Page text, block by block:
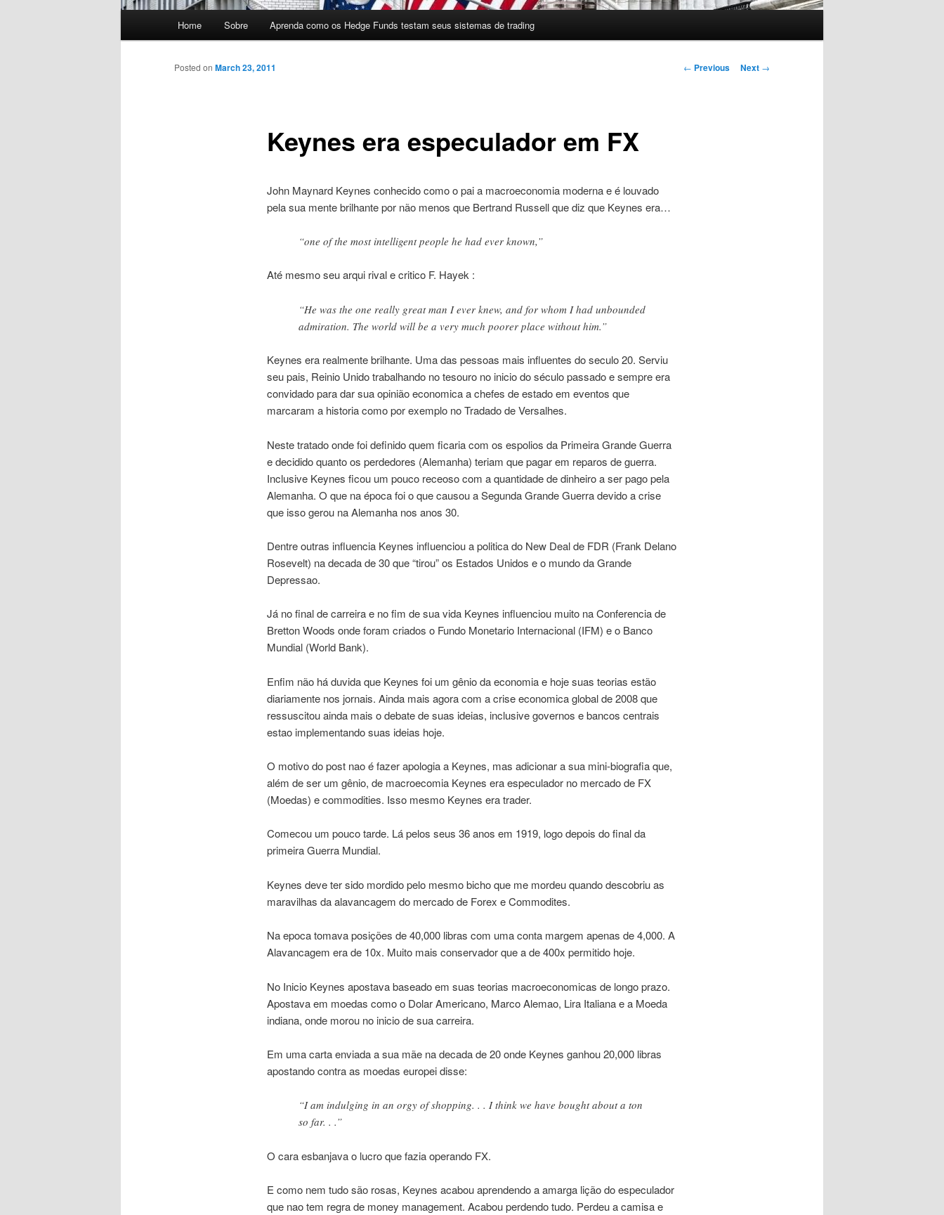
Home Sobre Aprenda como os Hedge Funds testam seus sistemas de trading
Post
← Previous Next →
Keynes era especulador em FX
Posted on March 23, 2011
John Maynard Keynes conhecido como o pai a macroeconomia moderna e é louvado
pela sua mente brilhante por não menos que Bertrand Russell que diz que Keynes era…
“one of the most intelligent people he had ever known,”
Até mesmo seu arqui rival e critico F. Hayek :
“He was the one really great man I ever knew, and for whom I had unbounded
admiration. The world will be a very much poorer place without him.”
Keynes era realmente brilhante. Uma das pessoas mais influentes do seculo 20. Serviu
seu pais, Reinio Unido trabalhando no tesouro no inicio do século passado e sempre era
convidado para dar sua opinião economica a chefes de estado em eventos que
marcaram a historia como por exemplo no Tradado de Versalhes.
Neste tratado onde foi definido quem ficaria com os espolios da Primeira Grande Guerra
e decidido quanto os perdedores (Alemanha) teriam que pagar em reparos de guerra.
Inclusive Keynes ficou um pouco receoso com a quantidade de dinheiro a ser pago pela
Alemanha. O que na época foi o que causou a Segunda Grande Guerra devido a crise
que isso gerou na Alemanha nos anos 30.
Dentre outras influencia Keynes influenciou a politica do New Deal de FDR (Frank Delano
Rosevelt) na decada de 30 que “tirou” os Estados Unidos e o mundo da Grande
Depressao.
Já no final de carreira e no fim de sua vida Keynes influenciou muito na Conferencia de
Bretton Woods onde foram criados o Fundo Monetario Internacional (IFM) e o Banco
Mundial (World Bank).
Enfim não há duvida que Keynes foi um gênio da economia e hoje suas teorias estão
diariamente nos jornais. Ainda mais agora com a crise economica global de 2008 que
ressuscitou ainda mais o debate de suas ideias, inclusive governos e bancos centrais
estao implementando suas ideias hoje.
O motivo do post nao é fazer apologia a Keynes, mas adicionar a sua mini-biografia que,
além de ser um gênio, de macroecomia Keynes era especulador no mercado de FX
(Moedas) e commodities. Isso mesmo Keynes era trader.
Comecou um pouco tarde. Lá pelos seus 36 anos em 1919, logo depois do final da
primeira Guerra Mundial.
Keynes deve ter sido mordido pelo mesmo bicho que me mordeu quando descobriu as
maravilhas da alavancagem do mercado de Forex e Commodites.
Na epoca tomava posições de 40,000 libras com uma conta margem apenas de 4,000. A
Alavancagem era de 10x. Muito mais conservador que a de 400x permitido hoje.
No Inicio Keynes apostava baseado em suas teorias macroeconomicas de longo prazo.
Apostava em moedas como o Dolar Americano, Marco Alemao, Lira Italiana e a Moeda
indiana, onde morou no inicio de sua carreira.
Em uma carta enviada a sua mãe na decada de 20 onde Keynes ganhou 20,000 libras
apostando contra as moedas europei disse:
“I am indulging in an orgy of shopping. . . I think we have bought about a ton
so far. . .”
O cara esbanjava o lucro que fazia operando FX.
E como nem tudo são rosas, Keynes acabou aprendendo a amarga lição do especulador
que nao tem regra de money management. Acabou perdendo tudo. Perdeu a camisa e